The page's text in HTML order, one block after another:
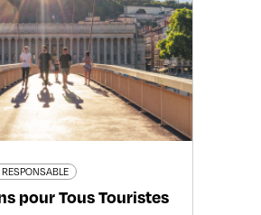
pour Tous Touristes